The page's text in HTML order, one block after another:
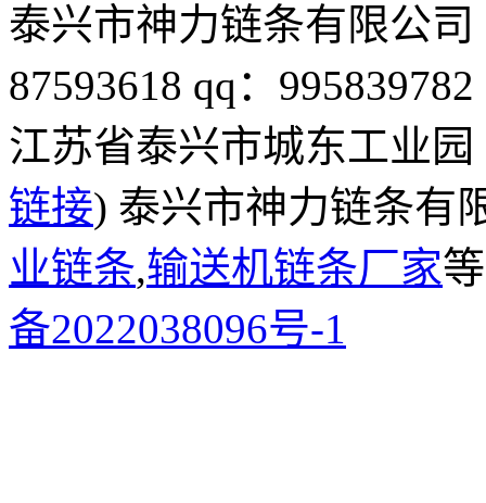
泰兴市神力链条有限公
87593618 qq：995839782
江苏省泰兴市城东工业园
链接) 泰兴市神力链条有
业链条,输送机链条厂家
备2022038096号-1